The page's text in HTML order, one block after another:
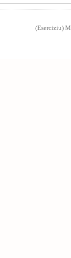
(Eserciziu)